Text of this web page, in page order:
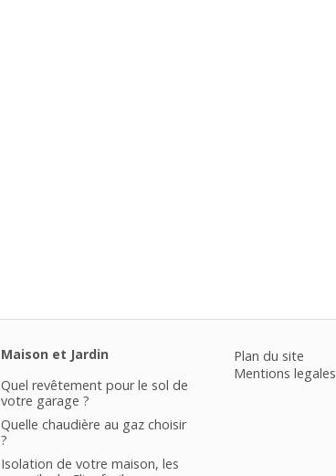
Maison et Jardin
Quel revêtement pour le sol de
votre garage ?
Quelle chaudière au gaz choisir
?
Isolation de votre maison, les
Plan du site
Mentions legales